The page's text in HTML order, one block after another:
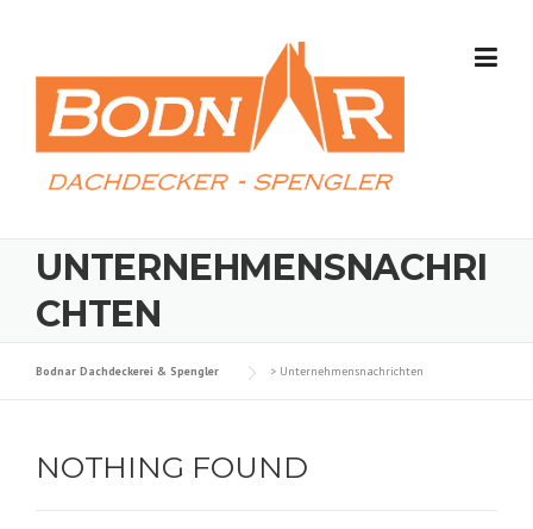
UNTERNEHMENSNACHRI
CHTEN
Bodnar Dachdeckerei & Spengler > Unternehmensnachrichten
NOTHING FOUND